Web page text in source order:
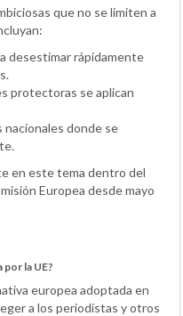
que no se limiten a
desestimar rápidamente
protectoras se aplican
donde se
en este tema dentro del
Europea desde mayo
la UE?
europea adoptada en
a los periodistas y otros